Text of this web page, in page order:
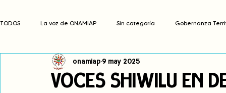
TODOS La voz de ONAMIAP Sin categoría Gobernanza
Cambio climático Navegador indígena
VOCES SHIWILU EN
onamiap 9 may 2025